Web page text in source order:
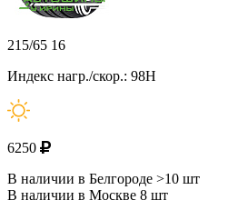
215/65 16
Индекс нагр./скор.: 98H
6250
В наличии в Белгороде >10 шт
В наличии в Москве 8 шт